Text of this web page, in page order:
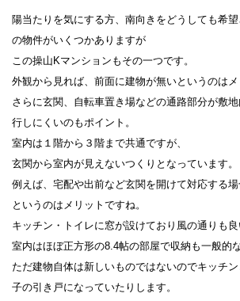
陽当たりを気にする方、南向きをどうしても希
の物件がいくつかありますが
この操山Kマンションもその一つです。
外観から見れば、前面に建物が無いというのはメ
さらに玄関、自転車置き場などの通路部分が敷
行しにくいのもポイント。
室内は１階から３階まで共通ですが、
玄関から室内が見えないつくりとなっています。
例えば、宅配や出前など玄関を開けて対応する
というのはメリットですね。
キッチン・トイレに窓が設けており風の通りも良
室内はほぼ正方形の8.4帖の部屋で収納も一般的
ただ建物自体は新しいものではないのでキッチ
子の引き戸になっていたりします。